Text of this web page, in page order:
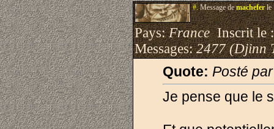
#.Message demacheferle
Pays:FranceInscrit le
Messages:2477 (Djinn
Quote: Posté
Je pense que le